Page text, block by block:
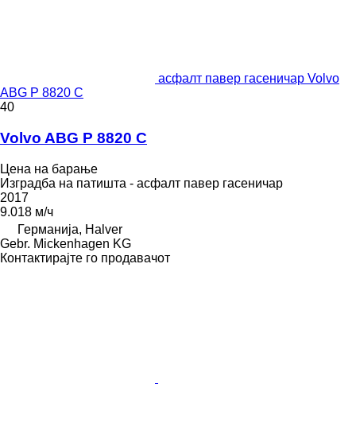
асфалт павер гасеничар Volvo
ABG P 8820 C
40
Volvo ABG P 8820 C
Цена на барање
Изградба на патишта - асфалт павер гасеничар
2017
9.018 м/ч
Германија, Halver
Gebr. Mickenhagen KG
Контактирајте го продавачот